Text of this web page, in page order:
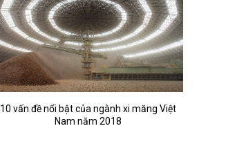
10 vấn đề nổi bật của ngành xi măng Việt
Nam năm 2018